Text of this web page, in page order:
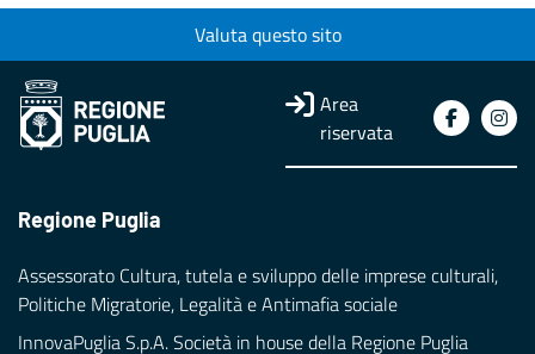
Valuta questo sito
Area
riservata
Regione Puglia
Assessorato Cultura, tutela e sviluppo delle imprese culturali,
Politiche Migratorie, Legalità e Antimafia sociale
InnovaPuglia S.p.A. Società in house della Regione Puglia